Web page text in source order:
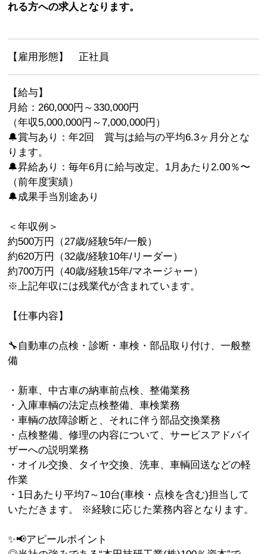
れる方への求人となります。
【雇用形態】 正社員
【給与】
月給：260,000円～330,000円
（年収5,000,000円～7,000,000円）
🔔賞与あり：年2回 賞与は給与の平均6.3ヶ月分とな
ります。
🔔昇給あり：毎年6月に給与改定。1月あたり2.00％〜
（前年度実績）
🔔成果手当別途あり
＜年収例＞
約500万円（27歳/経験5年/一般）
約620万円（32歳/経験10年/リーダー）
約700万円（40歳/経験15年/マネージャー）
※上記年収には残業代が含まれています。
【仕事内容】
🔧自動車の点検・診断・車検・部品取り付け、一般整
備
・新車、中古車の納車前点検、整備業務
・入庫車輌の法定点検整備、車検業務
・車輌の故障診断と、それに伴う部品交換業務
・点検整備、修理の内容について、サービスアドバイ
ザーへの説明業務
・オイル交換、タイヤ交換、洗車、車輌回送などの軽
作業
・1日あたり平均7～10台(車検・点検を含む)担当して
いただきます。 ※経験に応じた業務内容となります。
✨📢アピールポイント